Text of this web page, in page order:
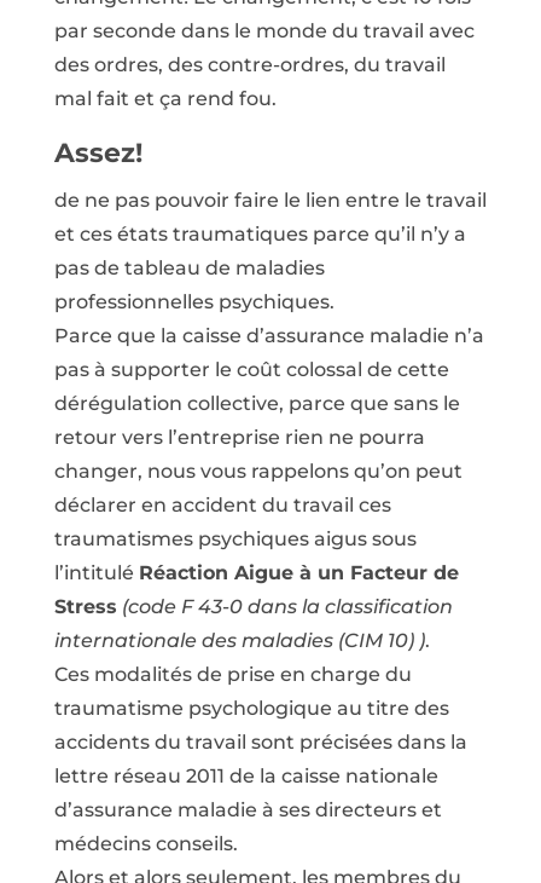
par seconde dans le monde du travail avec
des ordres, des contre-ordres, du travail
mal fait et ça rend fou.
Assez!
de ne pas pouvoir faire le lien entre le travail
et ces états traumatiques parce qu’il n’y a
pas de tableau de maladies
professionnelles psychiques.
Parce que la caisse d’assurance maladie n’a
pas à supporter le coût colossal de cette
dérégulation collective, parce que sans le
retour vers l’entreprise rien ne pourra
changer, nous vous rappelons qu’on peut
déclarer en accident du travail ces
traumatismes psychiques aigus sous
l’intitulé Réaction Aigue à un Facteur de
Stress (code F 43-0 dans la classification
internationale des maladies (CIM 10) ).
Ces modalités de prise en charge du
traumatisme psychologique au titre des
accidents du travail sont précisées dans la
lettre réseau 2011 de la caisse nationale
d’assurance maladie à ses directeurs et
médecins conseils.
Alors et alors seulement, les membres du